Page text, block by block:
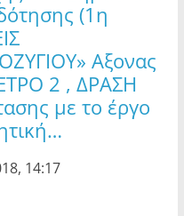
(1η
Αξονας
2 , ΔΡΑΣΗ
με το έργο
14:17